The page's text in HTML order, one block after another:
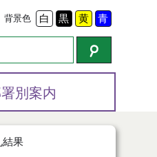
背景色 白 黒 黄 青
別案内
果